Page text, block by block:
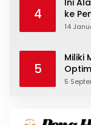
4
ke
14
5
Miliki
5